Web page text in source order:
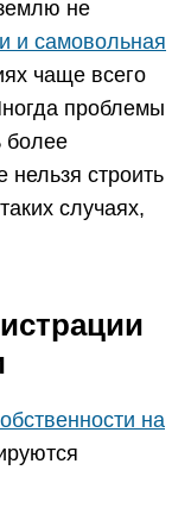
не
и самовольная
чаще всего
проблемы
более
строить
случаях,
на